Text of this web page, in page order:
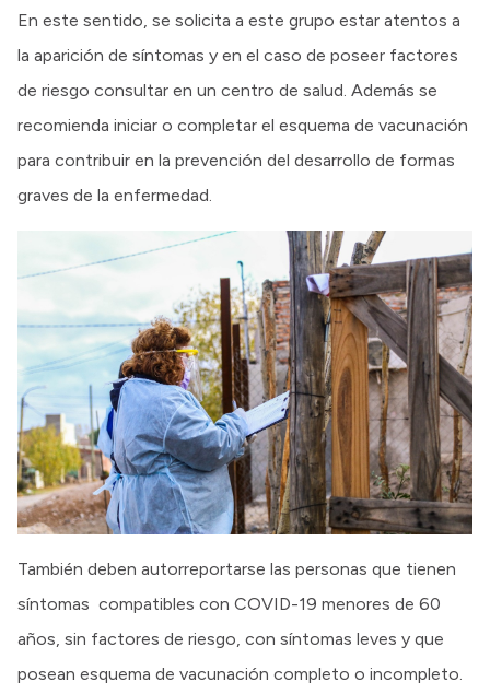
En este sentido, se solicita a este grupo estar atentos a
la aparición de síntomas y en el caso de poseer factores
de riesgo consultar en un centro de salud. Además se
recomienda iniciar o completar el esquema de vacunación
para contribuir en la prevención del desarrollo de formas
graves de la enfermedad.
También deben autorreportarse las personas que tienen
síntomas compatibles con COVID-19 menores de 60
años, sin factores de riesgo, con síntomas leves y que
posean esquema de vacunación completo o incompleto.